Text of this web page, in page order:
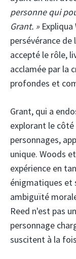
personne qui
Grant. »
persévérance
accepté le rôle,
acclamée par la
profondes et
Grant, qui a
explorant le
personnages,
unique. Woods
expérience en
énigmatiques et
ambiguïté
Reed n'est pas
personnage
suscitent à la